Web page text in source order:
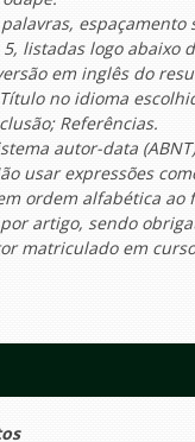
listadas logo abaixo
em inglês do
no idioma
Referências.
autor-data
usar expressões
ordem alfabética
artigo, sendo
matriculado em